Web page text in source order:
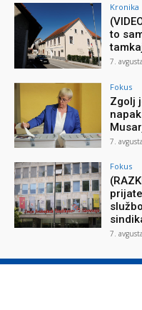
Kronika
to
7.
Fokus
Zgolj
7.
Fokus
7.